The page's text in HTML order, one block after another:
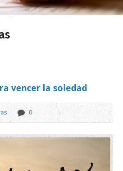
vencer la soledad
0